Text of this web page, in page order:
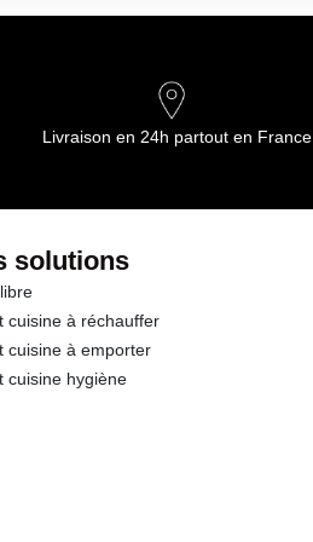
Livraison en 24h partout en France
solutions
cuisine à réchauffer
cuisine à emporter
cuisine hygiène